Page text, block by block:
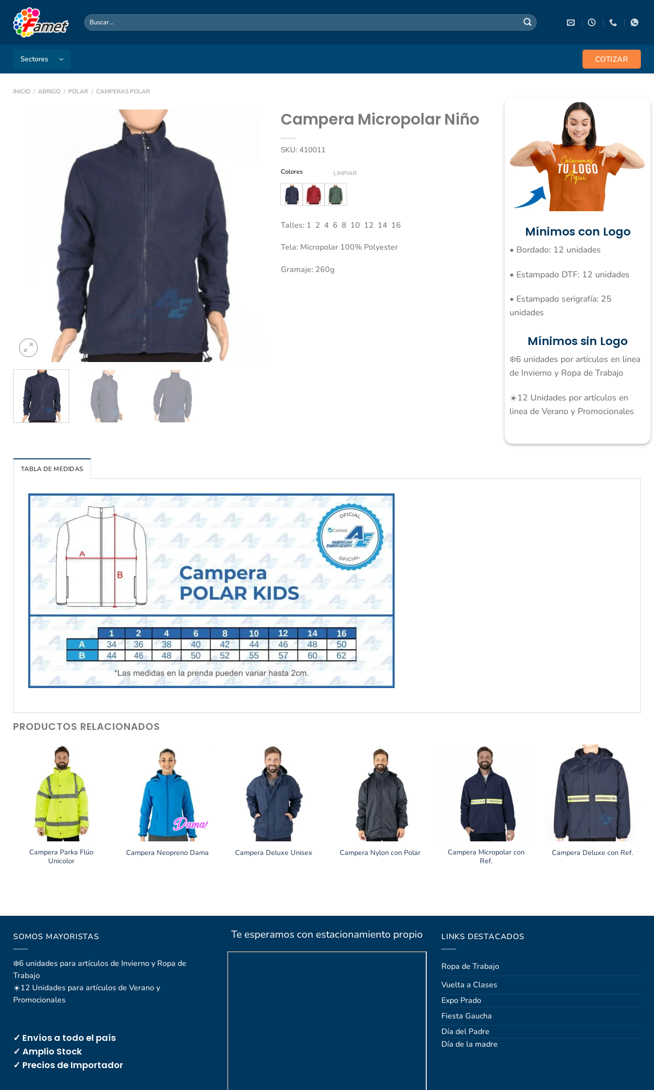
contenido
Buscar
por:
Sectores COTIZAR
INICIO / ABRIGO / POLAR / CAMPERAS POLAR
Campera Micropolar Niño
SKU: 410011
Colores LIMPIAR
Talles: 1 2 4 6 8 10 12 14 16
Tela: Micropolar 100% Polyester
Gramaje: 260g
Mínimos con Logo
• Bordado: 12 unidades
• Estampado DTF: 12 unidades
• Estampado serigrafía: 25
unidades
Mínimos sin Logo
❄️6 unidades por artículos en linea
de Invierno y Ropa de Trabajo
☀️12 Unidades por artículos en
linea de Verano y Promocionales
TABLA DE MEDIDAS
PRODUCTOS RELACIONADOS
Campera Parka Flúo
Unicolor
Campera Neopreno Dama Campera Deluxe Unisex Campera Nylon con Polar
Campera Micropolar con
Ref.
Campera Deluxe con Ref.
SOMOS MAYORISTAS
❄️6 unidades para artículos de Invierno y Ropa de
Trabajo
☀️12 Unidades para artículos de Verano y
Promocionales
✓ Envíos a todo el país
✓ Amplio Stock
✓ Precios de Importador
Te esperamos con estacionamiento propio LINKS DESTACADOS
Ropa de Trabajo
Vuelta a Clases
Expo Prado
Fiesta Gaucha
Día del Padre
Día de la madre